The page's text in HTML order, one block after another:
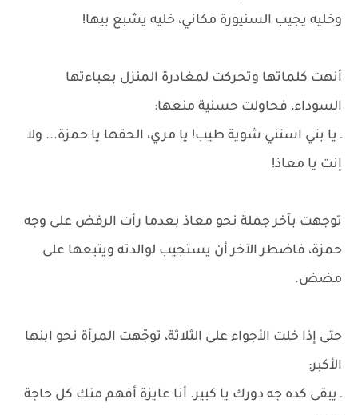
وخليه يجيب السنيورة مكاني، خليه يشبع بيها!
أنهت كلماتها وتحركت لمغادرة المنزل بعباءتها
السوداء، فحاولت حسنية منعها:
ـ يا بتي استني شوية طيب! يا مري، الحقها يا حمزة... ولا
إنت يا معاذ!
توجهت بآخر جملة نحو معاذ بعدما رأت الرفض على وجه
حمزة، فاضطر الآخر أن يستجيب لوالدته ويتبعها على
مضض.
حتى إذا خلت الأجواء على الثلاثة، توجّهت المرأة نحو ابنها
الأكبر:
ـ يبقى كده جه دورك يا كبير. أنا عايزة أفهم منك كل حاجة